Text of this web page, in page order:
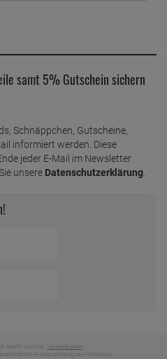
samt 5% Gutschein sichern
Schnäppchen, Gutscheine,
informiert werden. Diese
jeder E-Mail im Newsletter
unsere Datenschutzerklärung.
MwSt. und zzgl. Versandkosten
Unverbindliche Preisempfehlung des Herstellers